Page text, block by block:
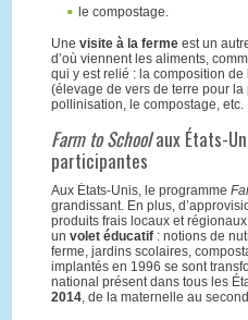
le compostage.
Une visite à la fermeest un
d’où viennent les aliments,
qui y est relié : la composition
(élevage de vers de terre pour
pollinisation, le compostage, etc.
Farm to Schoolaux États-
participantes
Aux États-Unis, le programme
grandissant. En plus,
produits frais locaux et
un volet éducatif: notions de
ferme, jardins scolaires,
implantés en 1996 se sont
national présent dans tous les
2014, de la maternelle au